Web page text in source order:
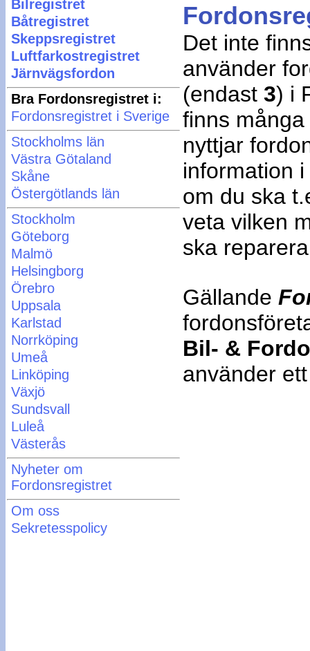
Bilregistret
Båtregistret
Skeppsregistret
Luftfarkostregistret
Järnvägsfordon
Bra Fordonsregistret i:
Fordonsregistret i Sverige
Stockholms län
Västra Götaland
Skåne
Östergötlands län
Stockholm
Göteborg
Malmö
Helsingborg
Örebro
Uppsala
Karlstad
Norrköping
Umeå
Linköping
Växjö
Sundsvall
Luleå
Västerås
Nyheter om
Fordonsregistret
Om oss
Sekretesspolicy
Det inte
använder
(endast 3) i
finns
nyttjar
information
om du ska
veta vilken
ska
Gällande
Bil- &
använder